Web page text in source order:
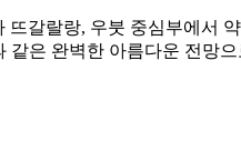
갈랄랑, 우붓 중심부에
은 완벽한 아름다운 전망